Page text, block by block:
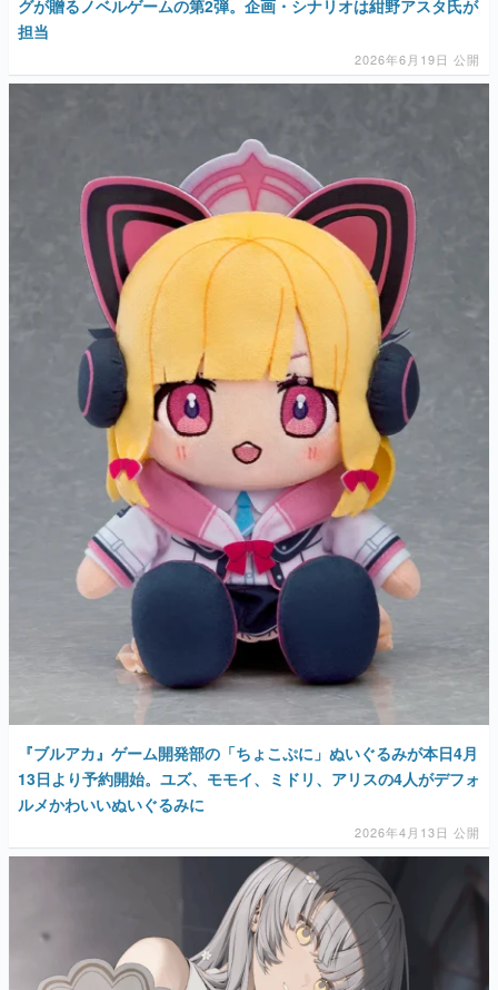
マンガ
女性向け
その他
電ファミニコゲーマーとは？
運営：株式会社マレ
『ブルアカ』ゲーム開発部の「ちょこぷに」ぬいぐるみが本日4月
13日より予約開始。ユズ、モモイ、ミドリ、アリスの4人がデフォ
ルメかわいいぬいぐるみに
2026年4月13日 公開